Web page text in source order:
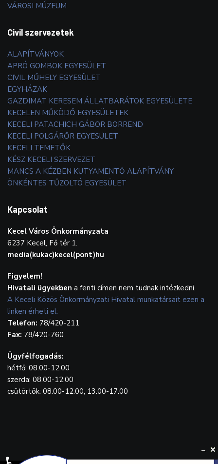
VÁROSI MÚZEUM
Civil szervezetek
ALAPÍTVÁNYOK
APRÓ GOMBOK EGYESÜLET
CIVIL MŰHELY EGYESÜLET
EGYHÁZAK
GAZDIMAT KERESEM ÁLLATBARÁTOK EGYESÜLETE
KECELEN MŰKÖDŐ EGYESÜLETEK
KECELI PATACHICH GÁBOR BORREND
KECELI POLGÁRŐR EGYESÜLET
KECELI TEMETŐK
KÉSZ KECELI SZERVEZET
MANCS A KÉZBEN KUTYAMENTŐ ALAPÍTVÁNY
ÖNKÉNTES TŰZOLTÓ EGYESÜLET
Kapcsolat
Kecel Város Önkormányzata
6237 Kecel, Fő tér 1.
media(kukac)kecel(pont)hu
Figyelem!
Hivatali ügyekben a fenti címen nem tudnak intézkedni.
A Keceli Közös Önkormányzati Hivatal munkatársait ezen a
linken érheti el:
Telefon: 78/420-211
Fax: 78/420-760
Ügyfélfogadás:
hétfő: 08.00-12.00
szerda: 08.00-12.00
csütörtök: 08.00-12.00, 13.00-17.00